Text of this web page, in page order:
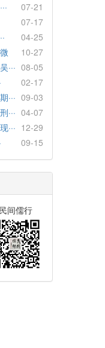
07-21
07-17
04-25
10-27
08-05
02-17
09-03
04-07
12-29
09-15
民间儒行